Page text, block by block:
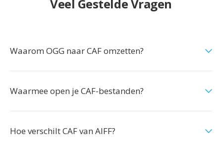
Veel Gestelde Vragen
Waarom OGG naar CAF omzetten?
Waarmee open je CAF-bestanden?
Hoe verschilt CAF van AIFF?